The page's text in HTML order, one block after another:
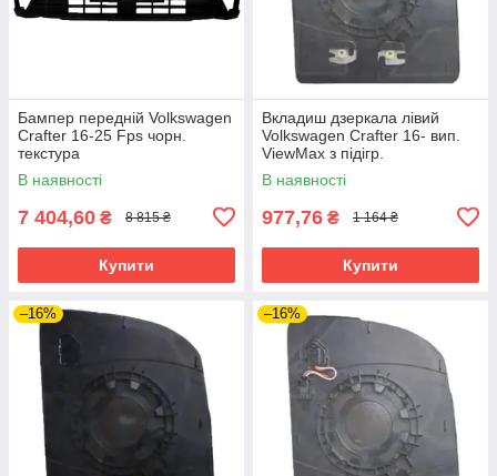
Бампер передній Volkswagen
Crafter 16-25 Fps чорн.
текстура
В наявності
7 404,60 ₴ 8 815 ₴
Купити
Вкладиш дзеркала лівий
Volkswagen Crafter 16- вип.
ViewMax з підігр.
В наявності
977,76 ₴ 1 164 ₴
Купити
–16% –16%